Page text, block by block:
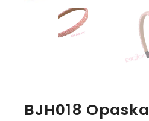
BJH018 Opaska